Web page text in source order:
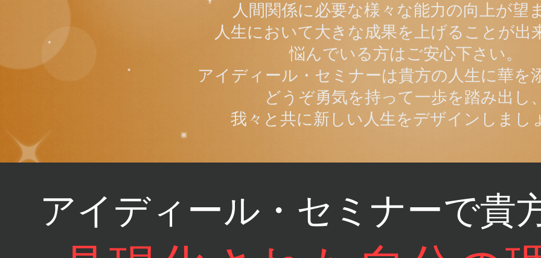
人間関係に必要な様々な能力の向上が望
人生において大きな成果を上げることが出
悩んでいる方はご安心下さい。
アイディール・セミナーは貴方の人生に華を
どうぞ勇気を持って一歩を踏み出し、
我々と共に新しい人生をデザインしまし
アイディール・セミナーで貴